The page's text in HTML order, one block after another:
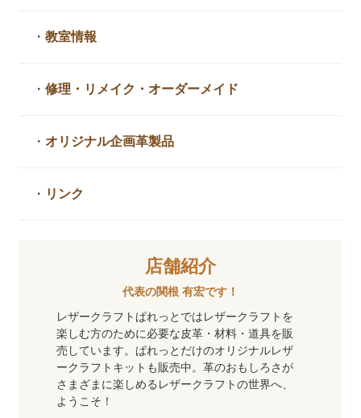
・教室情報
・修理・リメイク・ オーダーメイド
・ オリジナル企画革製品
・ リンク
店舗紹介
代表の関根 有宏です！
レザークラフトぱれっとではレザークラフトを
楽しむ方のために必要な皮革・材料・道具を販
売しています。ぱれっとだけのオリジナルレザ
ークラフトキットも販売中。革のおもしろさが
さまざまに楽しめるレザークラフトの世界へ、
ようこそ！